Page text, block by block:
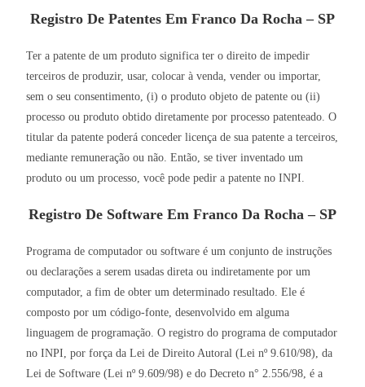
Registro De Patentes Em Franco Da Rocha – SP
Ter a patente de um produto significa ter o direito de impedir
terceiros de produzir, usar, colocar à venda, vender ou importar,
sem o seu consentimento, (i) o produto objeto de patente ou (ii)
processo ou produto obtido diretamente por processo patenteado. O
titular da patente poderá conceder licença de sua patente a terceiros,
mediante remuneração ou não. Então, se tiver inventado um
produto ou um processo, você pode pedir a patente no INPI.
Registro De Software Em Franco Da Rocha – SP
Programa de computador ou software é um conjunto de instruções
ou declarações a serem usadas direta ou indiretamente por um
computador, a fim de obter um determinado resultado. Ele é
composto por um código-fonte, desenvolvido em alguma
linguagem de programação. O registro do programa de computador
no INPI, por força da Lei de Direito Autoral (Lei nº 9.610/98), da
Lei de Software (Lei nº 9.609/98) e do Decreto n° 2.556/98, é a